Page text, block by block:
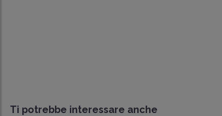
Ti potrebbe interessare anche